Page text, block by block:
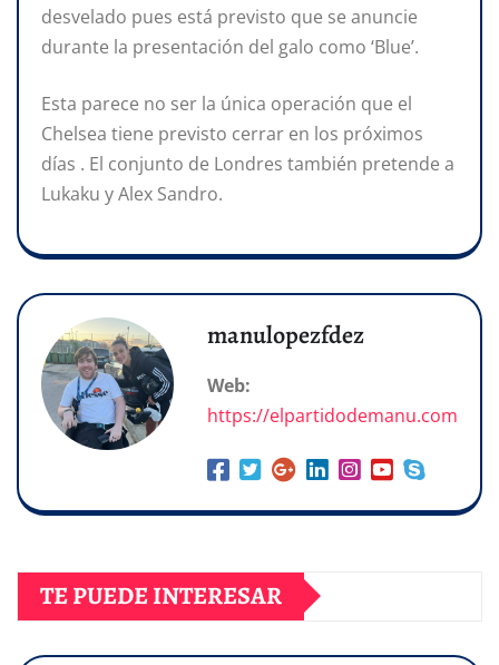
desvelado pues está previsto que se anuncie
durante la presentación del galo como ‘Blue’.
Esta parece no ser la única operación que el
Chelsea tiene previsto cerrar en los próximos
días . El conjunto de Londres también pretende a
Lukaku y Alex Sandro.
manulopezfdez
Web:
https://elpartidodemanu.com
TE PUEDE INTERESAR